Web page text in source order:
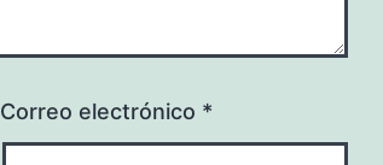
Correo electrónico *